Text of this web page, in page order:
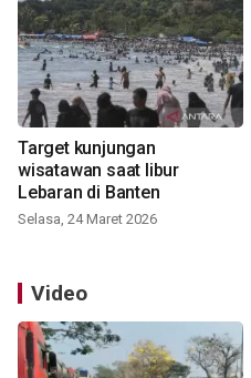
Target kunjungan
wisatawan saat libur
Lebaran di Banten
Selasa, 24 Maret 2026
Video